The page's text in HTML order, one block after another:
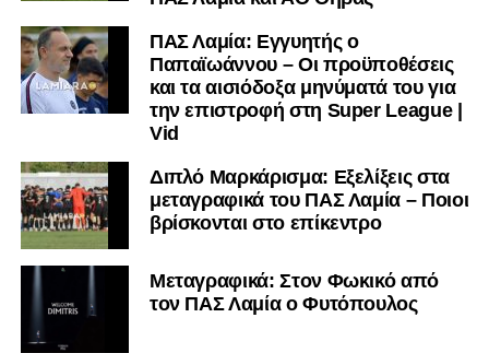
ΠΑΣ Λαμία: Εγγυητής ο
Παπαϊωάννου – Οι προϋποθέσεις
και τα αισιόδοξα μηνύματά του για
την επιστροφή στη Super League |
Vid
Διπλό Μαρκάρισμα: Εξελίξεις στα
μεταγραφικά του ΠΑΣ Λαμία – Ποιοι
βρίσκονται στο επίκεντρο
Μεταγραφικά: Στον Φωκικό από
τον ΠΑΣ Λαμία ο Φυτόπουλος